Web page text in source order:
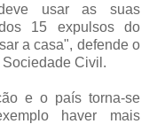
usar as suas
15 expulsos do
a casa", defende o
Civil.
e o país torna-se
haver mais